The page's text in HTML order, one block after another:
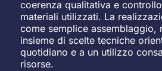
coerenza qualitativa e
materiali utilizzati. La
come semplice assemblaggio,
insieme di scelte tecniche
quotidiano e a un utilizzo
risorse.